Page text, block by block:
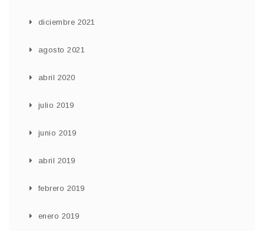
diciembre 2021
agosto 2021
abril 2020
julio 2019
junio 2019
abril 2019
febrero 2019
enero 2019